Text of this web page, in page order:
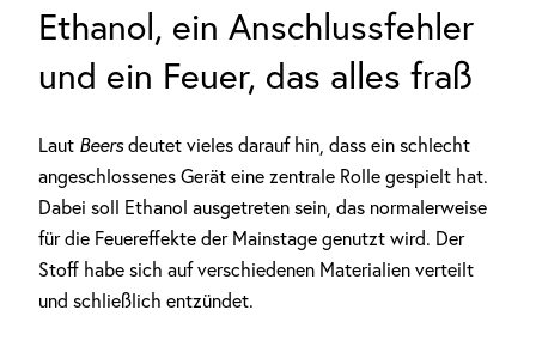
Ethanol, ein Anschlussfehler
und ein Feuer, das alles fraß
Laut Beersdeutet vieles darauf hin, dass ein schlecht
angeschlossenes Gerät eine zentrale Rolle gespielt hat.
Dabei soll Ethanol ausgetreten sein, das normalerweise
für die Feuereffekte der Mainstage genutzt wird. Der
Stoff habe sich auf verschiedenen Materialien verteilt
und schließlich entzündet.